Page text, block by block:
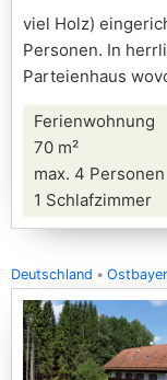
viel Holz)
Personen. In
Parteienhaus
Ferienwohnung
70 m²
max. 4 Personen
1 Schlafzimmer
Deutschland